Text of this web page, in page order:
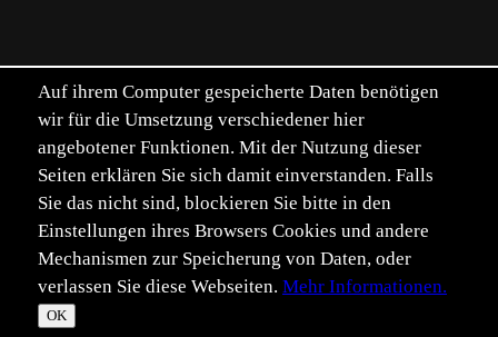
Auf ihrem Computer gespeicherte Daten benötigen
wir für die Umsetzung verschiedener hier
angebotener Funktionen. Mit der Nutzung dieser
Seiten erklären Sie sich damit einverstanden. Falls
Sie das nicht sind, blockieren Sie bitte in den
Einstellungen ihres Browsers Cookies und andere
Mechanismen zur Speicherung von Daten, oder
verlassen Sie diese Webseiten. Mehr Informationen.
OK